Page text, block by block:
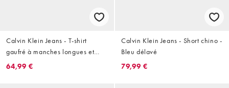
Calvin Klein Jeans - T-shirt
gaufré à manches longues et
écusson - Kaki
64,99 €
Calvin Klein Jeans - Short chino -
Bleu délavé
79,99 €